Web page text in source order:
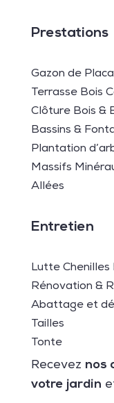
Prestations
Gazon de
Terrasse Bois
Clôture Bois &
Bassins &
Plantation
Massifs
Allées
Entretien
Lutte Chenilles
Rénovation &
Abattage et
Tailles
Tonte
Recevez nos
votre jardin